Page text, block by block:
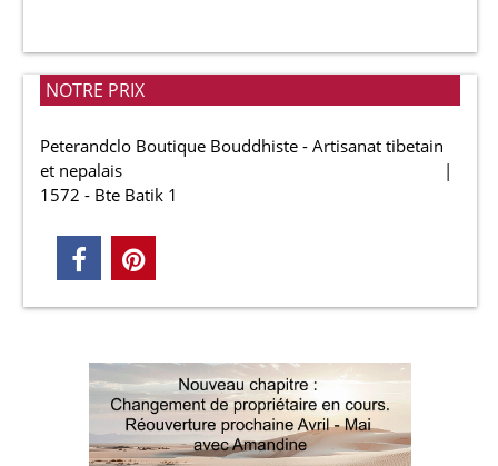
NOTRE PRIX
Peterandclo Boutique Bouddhiste - Artisanat tibetain
et nepalais
1572 - Bte Batik 1